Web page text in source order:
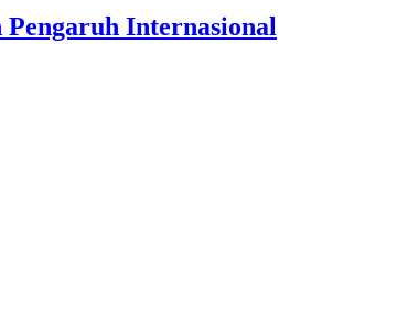
Pengaruh Internasional